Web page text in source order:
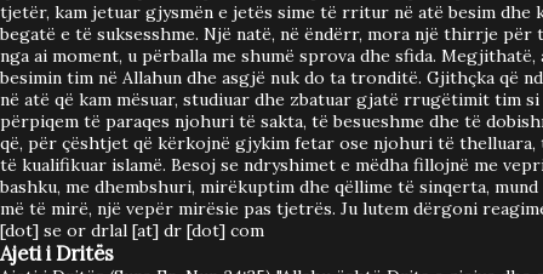
tjetër, kam jetuar gjysmën e jetës sime të rritur në atë besim dhe
begatë e të suksesshme. Një natë, në ëndërr, mora një thirrje për
nga ai moment, u përballa me shumë sprova dhe sfida.
besimin tim në Allahun dhe asgjë nuk do ta tronditë. Gjithçka që
në atë që kam mësuar, studiuar dhe zbatuar gjatë rrugëtimit tim si
përpiqem të paraqes njohuri të sakta, të besueshme dhe të
që, për çështjet që kërkojnë gjykim fetar ose njohuri të
të kualifikuar islamë. Besoj se ndryshimet e mëdha fillojnë me
bashku, me dhembshuri, mirëkuptim dhe qëllime të sinqerta,
më të mirë, një vepër mirësie pas tjetrës. Ju lutem dërgoni
[dot] se or drlal [at] dr [dot] com
Ajeti i Dritës